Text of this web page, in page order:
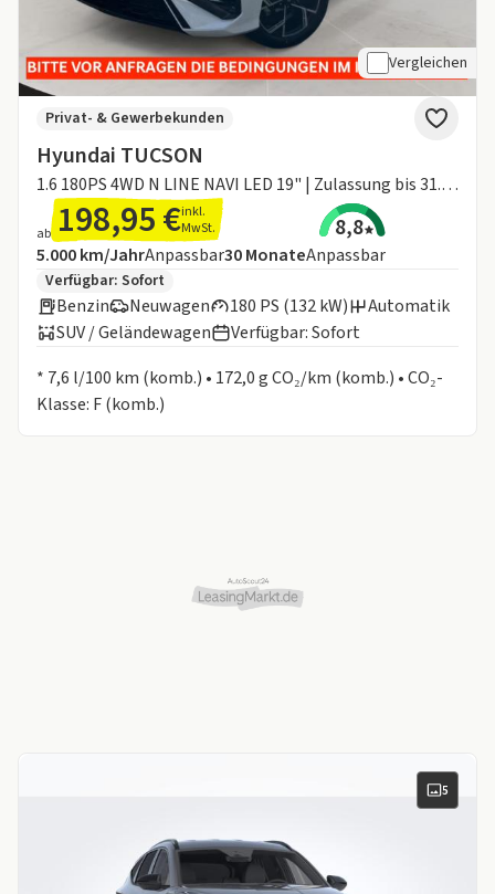
Vergleichen
Hyundai TUCSON
1.6 180PS 4WD N LINE NAVI LED 19" | Zulassung bis 31.08.26
Privat- & Gewerbekunden
ab 198,95 €inkl.
MwSt.
8,8
Angebotsdetails:
Inklusive Laufleistung
5.000 km/JahrAnpassbarLaufzeit
30MonateAnpassbar
Zusätzliche Fahrzeuginformationen:
Verfügbar: Sofort
Benzin Neuwagen 180 PS (132 kW)
Automatik
SUV / Geländewagen
Verfügbar: Sofort
* 7,6 l/100 km (komb.) • 172,0 g CO₂/km (komb.) • CO₂-
Klasse: F (komb.)
5